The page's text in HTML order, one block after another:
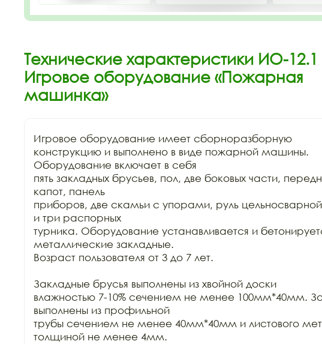
Технические характеристики ИО-12.1
Игровое оборудование «Пожарная
машинка»
Игровое оборудование имеет сборноразборную
конструкцию и выполнено в виде пожарной машины.
Оборудование включает в себя
пять закладных брусьев, пол, две боковых части,
капот, панель
приборов, две скамьи с упорами, руль
и три распорных
турника. Оборудование устанавливается и
металлические закладные.
Возраст пользователя от 3 до 7 лет.
Закладные брусья выполнены из хвойной доски
влажностью 7-10% сечением не менее 100мм*40мм.
выполнены из профильной
трубы сечением не менее 40мм*40мм и листового
толщиной не менее 4мм.